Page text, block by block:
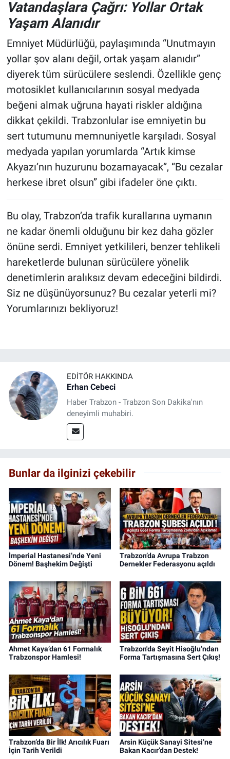
Vatandaşlara Çağrı: Yollar Ortak
Yaşam Alanıdır
Emniyet Müdürlüğü, paylaşımında “Unutmayın
yollar şov alanı değil, ortak yaşam alanıdır”
diyerek tüm sürücülere seslendi. Özellikle genç
motosiklet kullanıcılarının sosyal medyada
beğeni almak uğruna hayati riskler aldığına
dikkat çekildi. Trabzonlular ise emniyetin bu
sert tutumunu memnuniyetle karşıladı. Sosyal
medyada yapılan yorumlarda “Artık kimse
Akyazı’nın huzurunu bozamayacak”, “Bu cezalar
herkese ibret olsun” gibi ifadeler öne çıktı.
Bu olay, Trabzon’da trafik kurallarına uymanın
ne kadar önemli olduğunu bir kez daha gözler
önüne serdi. Emniyet yetkilileri, benzer tehlikeli
hareketlerde bulunan sürücülere yönelik
denetimlerin aralıksız devam edeceğini bildirdi.
Siz ne düşünüyorsunuz? Bu cezalar yeterli mi?
Yorumlarınızı bekliyoruz!
EDITÖR HAKKINDA
Erhan Cebeci
Haber Trabzon - Trabzon Son Dakika'nın
deneyimli muhabiri.
Bunlar da ilginizi çekebilir
İmperial Hastanesi’nde Yeni
Dönem! Başhekim Değişti
Trabzon’da Avrupa Trabzon
Dernekler Federasyonu açıldı
Ahmet Kaya’dan 61 Formalık
Trabzonspor Hamlesi!
Trabzon'da Seyit Hisoğlu’ndan
Forma Tartışmasına Sert Çıkış!
Trabzon’da Bir İlk! Arıcılık Fuarı
İçin Tarih Verildi
Arsin Küçük Sanayi Sitesi’ne
Bakan Kacır’dan Destek!